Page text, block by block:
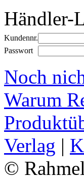
Händler-
Kundennr.
Passwort
Noch
Warum
Verlag |
©